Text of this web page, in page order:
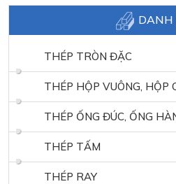
DANH
THÉP TRÒN ĐẶC
THÉP HỘP VUÔNG, HỘP
THÉP ỐNG ĐÚC, ỐNG
THÉP TẤM
THÉP RAY